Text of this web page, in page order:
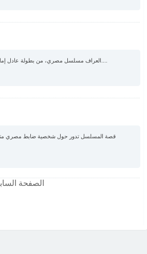
قصة المسلسل تدور حول شخصية ضابط مصري
الصفحة